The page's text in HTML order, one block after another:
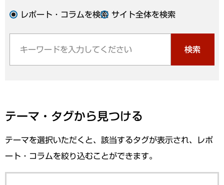
レポート・コラムを検索 サイト全体を検索
検索
テーマ・タグから見つける
テーマを選択いただくと、該当するタグが表示され、レポ
ート・コラムを絞り込むことができます。